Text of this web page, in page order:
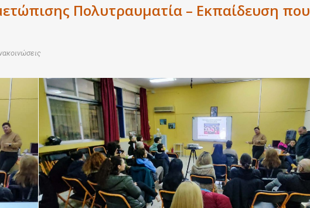
Πολυτραυματία – Εκπαίδευση που